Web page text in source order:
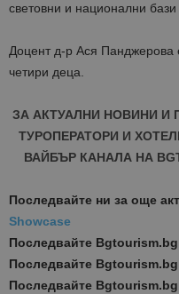
световни и национални
Доцент д-р Ася
четири деца.
ЗА АКТУАЛНИ НОВИНИ
ТУРОПЕРАТОРИ И
ВАЙБЪР КАНАЛА НА
Последвайте ни за още
Showcase
Последвайте
Последвайте
Последвайте